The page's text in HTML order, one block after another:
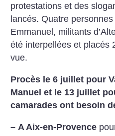
protestations et des
lancés. Quatre
Emmanuel, militants
été interpellées et placés
vue.
Procès le 6 juillet pour
Manuel et le 13 juillet
camarades ont besoin
– A Aix-en-Provence